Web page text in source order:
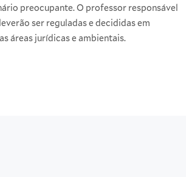
preocupante. O professor responsável
ser reguladas e decididas em
áreas jurídicas e ambientais.